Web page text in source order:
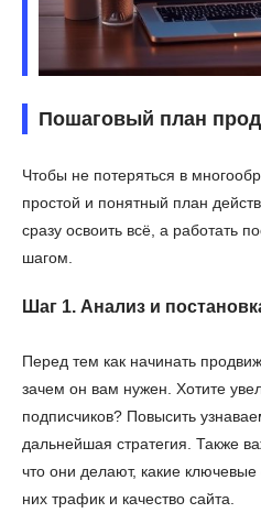
Пошаговый план
Чтобы не потеряться в
простой и понятный план
сразу освоить всё, а работать
шагом.
Шаг 1. Анализ и
Перед тем как начинать
зачем он вам нужен. Хотите
подписчиков? Повысить
дальнейшая стратегия. Также
что они делают, какие ключевые
них трафик и качество сайта.